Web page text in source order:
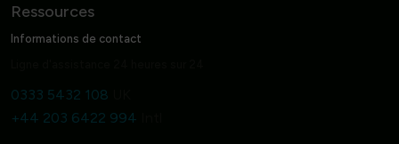
Ressources
Informations de contact
0333 5432 108
+44 203 6422 994